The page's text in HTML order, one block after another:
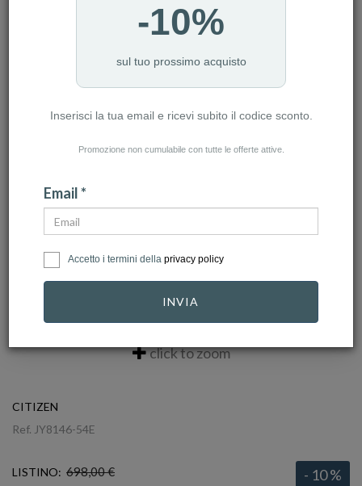
click to zoom
CITIZEN
Ref. JY8146-54E
LISTINO: 698,00 € - 10 %
-10%
sul tuo prossimo acquisto
Inserisci la tua email e ricevi subito il codice sconto.
Promozione non cumulabile con tutte le offerte attive.
Email *
Accetto i termini della privacy policy
INVIA